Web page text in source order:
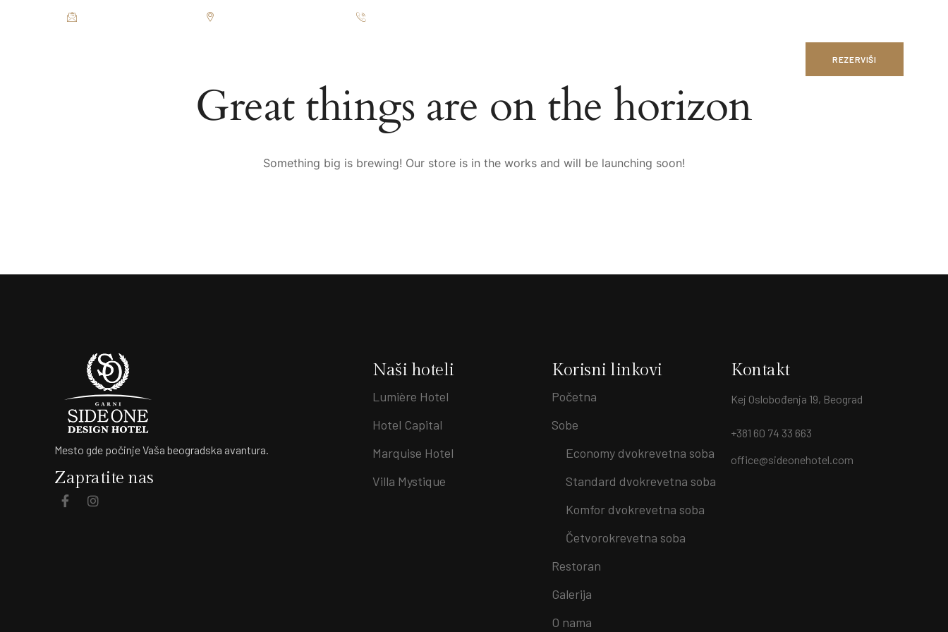
REZERVIŠI
Great things are on the horizon
Something big is brewing! Our store is in the works and will be launching soon!
Mesto gde počinje Vaša beogradska avantura.
Zapratite nas
Naši hoteli
Lumière Hotel
Hotel Capital
Marquise Hotel
Villa Mystique
Korisni linkovi
Početna
Sobe
Economy dvokrevetna soba
Standard dvokrevetna soba
Komfor dvokrevetna soba
Četvorokrevetna soba
Restoran
Galerija
O nama
Kontakt
Kej Oslobođenja 19, Beograd
+381 60 74 33 663
office@sideonehotel.com